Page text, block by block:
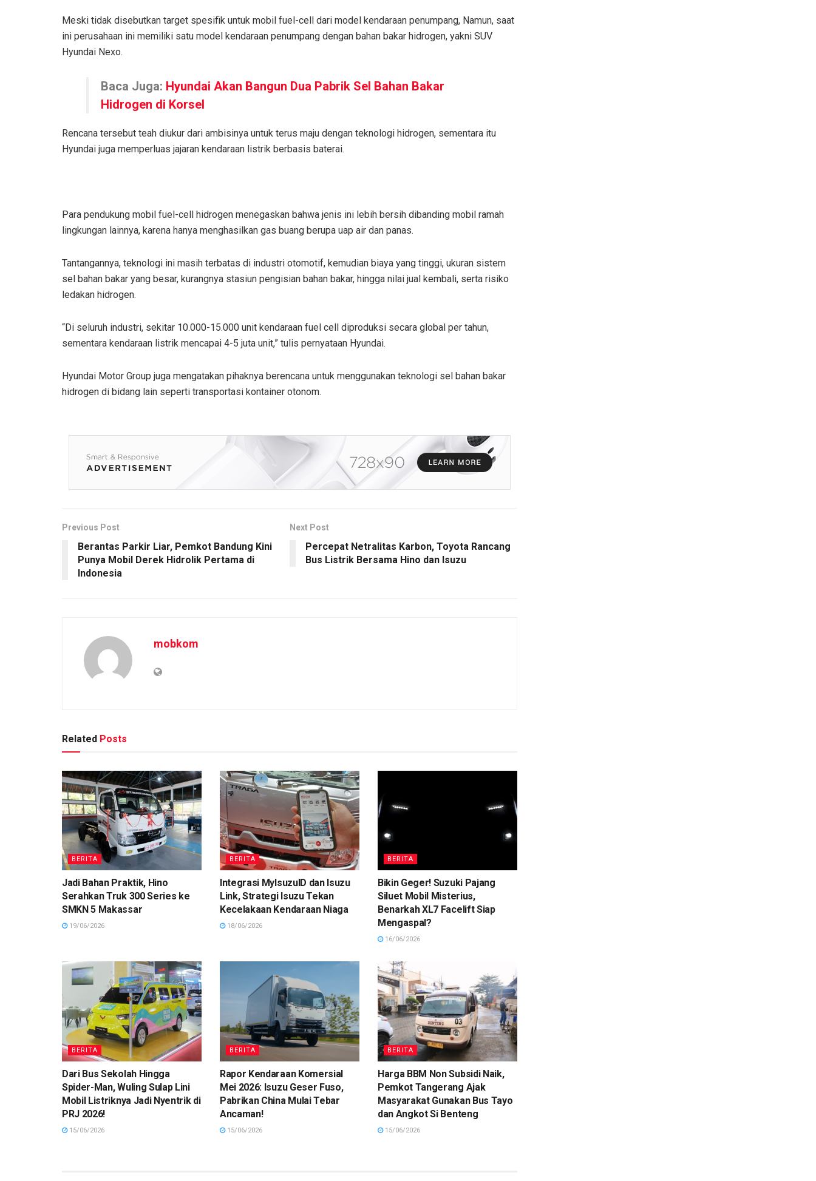
Meski tidak disebutkan target spesifik untuk mobil fuel-cell dari model kendaraan penumpang, Namun, saat
ini perusahaan ini memiliki satu model kendaraan penumpang dengan bahan bakar hidrogen, yakni SUV
Hyundai Nexo.
Baca Juga: Hyundai Akan Bangun Dua Pabrik Sel Bahan Bakar
Hidrogen di Korsel
Rencana tersebut teah diukur dari ambisinya untuk terus maju dengan teknologi hidrogen, sementara itu
Hyundai juga memperluas jajaran kendaraan listrik berbasis baterai.
Para pendukung mobil fuel-cell hidrogen menegaskan bahwa jenis ini lebih bersih dibanding mobil ramah
lingkungan lainnya, karena hanya menghasilkan gas buang berupa uap air dan panas.
Tantangannya, teknologi ini masih terbatas di industri otomotif, kemudian biaya yang tinggi, ukuran sistem
sel bahan bakar yang besar, kurangnya stasiun pengisian bahan bakar, hingga nilai jual kembali, serta risiko
ledakan hidrogen.
“Di seluruh industri, sekitar 10.000-15.000 unit kendaraan fuel cell diproduksi secara global per tahun,
sementara kendaraan listrik mencapai 4-5 juta unit,” tulis pernyataan Hyundai.
Hyundai Motor Group juga mengatakan pihaknya berencana untuk menggunakan teknologi sel bahan bakar
hidrogen di bidang lain seperti transportasi kontainer otonom.
Previous Post
Berantas Parkir Liar, Pemkot Bandung Kini
Punya Mobil Derek Hidrolik Pertama di
Indonesia
Next Post
Percepat Netralitas Karbon, Toyota Rancang
Bus Listrik Bersama Hino dan Isuzu
mobkom
Related Posts
BERITA
Jadi Bahan Praktik, Hino
Serahkan Truk 300 Series ke
SMKN 5 Makassar
19/06/2026
BERITA
Integrasi MyIsuzuID dan Isuzu
Link, Strategi Isuzu Tekan
Kecelakaan Kendaraan Niaga
18/06/2026
BERITA
Bikin Geger! Suzuki Pajang
Siluet Mobil Misterius,
Benarkah XL7 Facelift Siap
Mengaspal?
16/06/2026
BERITA
Dari Bus Sekolah Hingga
Spider-Man, Wuling Sulap Lini
Mobil Listriknya Jadi Nyentrik di
PRJ 2026!
15/06/2026
BERITA
Rapor Kendaraan Komersial
Mei 2026: Isuzu Geser Fuso,
Pabrikan China Mulai Tebar
Ancaman!
15/06/2026
BERITA
Harga BBM Non Subsidi Naik,
Pemkot Tangerang Ajak
Masyarakat Gunakan Bus Tayo
dan Angkot Si Benteng
15/06/2026